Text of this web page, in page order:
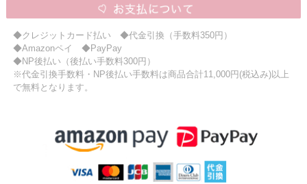
◆クレジットカード払い ◆代金引換（手数料350円）
◆Amazonペイ ◆PayPay
◆NP後払い（後払い手数料300円）
※代金引換手数料・NP後払い手数料は商品合計11,000円(税込み)以上
で無料となります。